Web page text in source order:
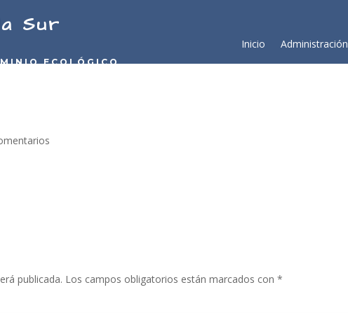
Sur
ECOLÓGICO
Inicio Administración
publicada. Los campos obligatorios están marcados con*